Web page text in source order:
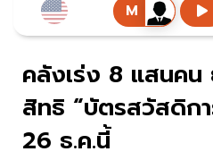
คลังเร่ง 8 แสนค
สิทธิ “บัตรสวัสดิก
26 ธ.ค.นี้